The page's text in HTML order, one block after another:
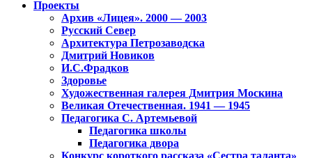
Проекты
Архив «Лицея». 2000 — 2003
Русский Север
Архитектура Петрозаводска
Дмитрий Новиков
И.С.Фрадков
Здоровье
Художественная галерея Дмитрия Москина
Великая Отечественная. 1941 — 1945
Педагогика С. Артемьевой
Педагогика школы
Педагогика двора